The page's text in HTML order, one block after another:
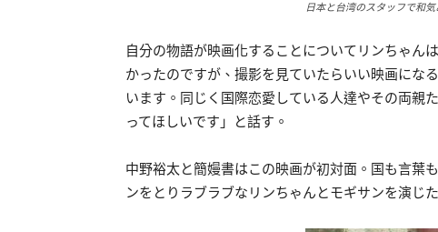
日本と台湾のスタッフで和
自分の物語が映画化することについてリンちゃん
かったのですが、撮影を見ていたらいい映画にな
います。同じく国際恋愛している人達やその両親
ってほしいです」と話す。
中野裕太と簡嫚書はこの映画が初対面。国も言葉
ンをとりラブラブなリンちゃんとモギサンを演じ